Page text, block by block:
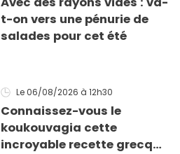
t-on vers une pénurie de
salades pour cet été
Le 06/08/2026 à 12h30
Connaissez-vous le
koukouvagia cette
incroyable recette grecque